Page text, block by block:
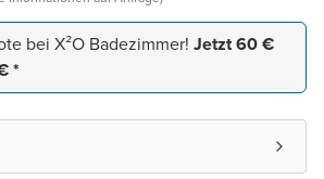
bei X²O Badezimmer! Jetzt 60 €
*